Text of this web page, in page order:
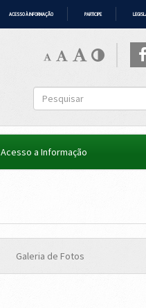
ACESSO À INFORMAÇÃO PARTICIPE
Acesso a Informação
Galeria de Fotos